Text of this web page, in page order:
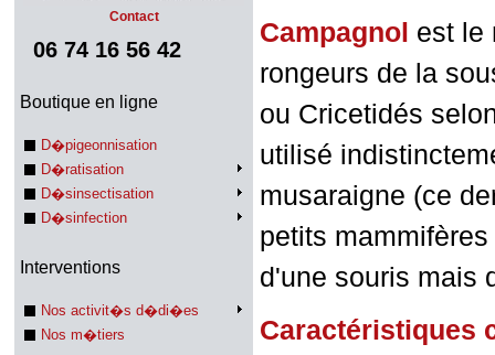
Contact
06 74 16 56 42
Boutique en ligne
D�pigeonnisation
D�ratisation
D�sinsectisation
D�sinfection
Interventions
Nos activit�s d�di�es
Nos m�tiers
Campagnol est le
rongeurs de la
ou Cricetidés
utilisé
musaraigne (ce
petits
d'une souris mais
Caractéristiques